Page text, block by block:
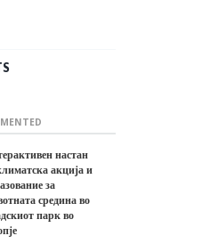
настан
акција и
за
средина во
парк во